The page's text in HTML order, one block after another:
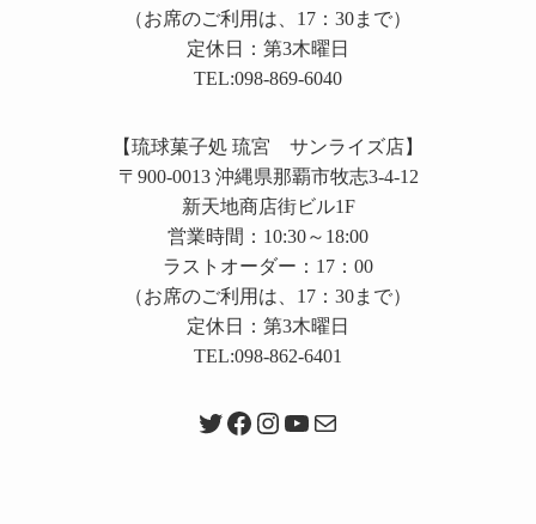
（お席のご利用は、17：30まで）
定休日：第3木曜日
TEL:098-869-6040
【琉球菓子処 琉宮 サンライズ店】
〒900-0013 沖縄県那覇市牧志3-4-12
新天地商店街ビル1F
営業時間：10:30～18:00
ラストオーダー：17：00
（お席のご利用は、17：30まで）
定休日：第3木曜日
TEL:098-862-6401
Twitter
Facebook
Instagram
YouTube
メール